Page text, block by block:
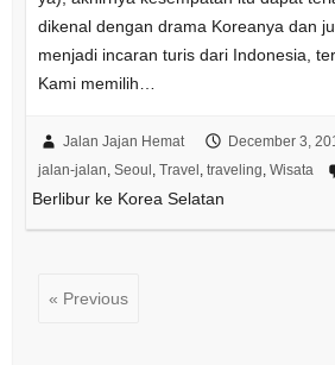
dikenal dengan drama Koreanya dan
menjadi incaran turis dari Indonesia,
Kami memilih…
Jalan Jajan Hemat December 3,
jalan-jalan, Seoul , Travel , traveling, Wisata
Berlibur ke Korea Selatan
« Previous